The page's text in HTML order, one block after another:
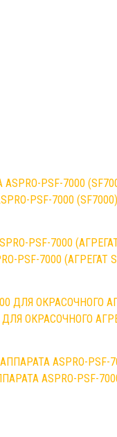
PSF-7000 (SF7000)
PSF-7000 (АГРЕГАТ
ОКРАСОЧНОГО
ASPRO-PSF-